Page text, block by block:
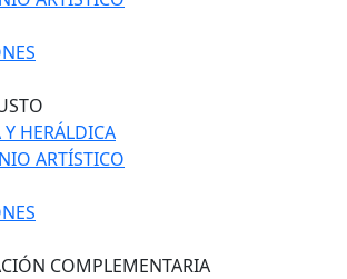
HERÁLDICA
ARTÍSTICO
COMPLEMENTARIA